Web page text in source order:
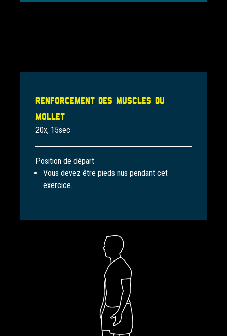
Renforcement des muscles du
mollet
20x, 15sec
Position de départ
Vous devez être pieds nus pendant cet
exercice.